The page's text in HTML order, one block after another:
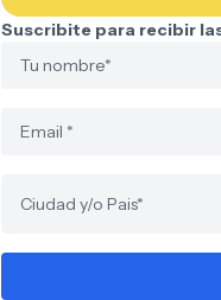
Suscribite para recibir